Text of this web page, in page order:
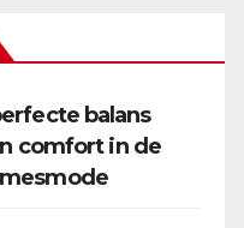
balans
comfort in de